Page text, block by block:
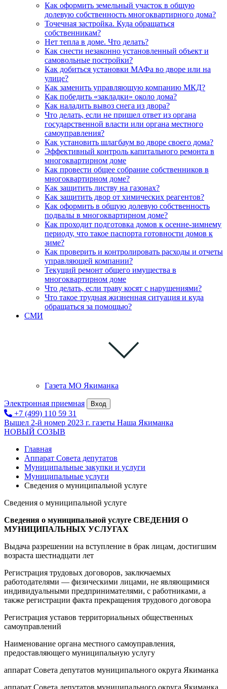
Как оформить земельный участок в общую
долевую собственность многоквартирного дома?
Точечная застройка. Куда обращаться
собственникам?
Нет тепла в доме. Что делать?
Как снести незаконно установленный объект и
самовольные постройки?
Как добиться установки МАФа во дворе или на
улице?
Как заменить управляющую компанию МКД?
Как победить «закладки» около дома?
Как наладить вывоз снега из двора?
Что делать, если не пришел ответ из органа
государственной власти или органа местного
самоуправления?
Как установить шлагбаум во дворе своего дома?
Эффективный контроль капитального ремонта в
многоквартирном доме
Как провести общее собрание собственников в
многоквартирном доме?
Как защитить листву на газонах?
Как защитить двор от химических реагентов?
Как оформить в общую долевую собственность
подвалы в многоквартирном доме?
Как проходит подготовка домов к осенне-зимнему
периоду, что такое паспорта готовности домов к
зиме?
Как проверить и контролировать расходы и отчеты
управляющей компании?
Текущий ремонт общего имущества в
многоквартирном доме
Что делать, если траву косят с нарушениями?
Что такое трудная жизненная ситуация и куда
обращаться за помощью?
СМИ
Газета МО Якиманка
Электронная приемная Вход
+7 (499) 110 59 31
Вышел 2-й номер 2023 г. газеты Наша Якиманка
НОВЫЙ СОЗЫВ
Главная
Аппарат Совета депутатов
Муниципальные закупки и услуги
Муниципальные услуги
Сведения о муниципальной услуге
Сведения о муниципальной услуге
Сведения о муниципальной услуге СВЕДЕНИЯ О
МУНИЦИПАЛЬНЫХ УСЛУГАХ
Выдача разрешении на вступление в брак лицам, достигшим
возраста шестнадцати лет
Регистрация трудовых договоров, заключаемых
работодателями — физическими лицами, не являющимися
индивидуальными предпринимателями, с работниками, а
также регистрации факта прекращения трудового договора
Регистрация уставов территориальных общественных
самоуправлений
Наименование органа местного самоуправления,
предоставляющего муниципальную услугу
аппарат Совета депутатов муниципального округа Якиманка
аппарат Совета депутатов муниципального округа Якиманка